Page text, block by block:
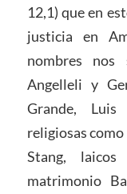
12,1) que en
justicia en
nombres nos
Angelleli y
Grande,
religiosas
Stang,
matrimonio